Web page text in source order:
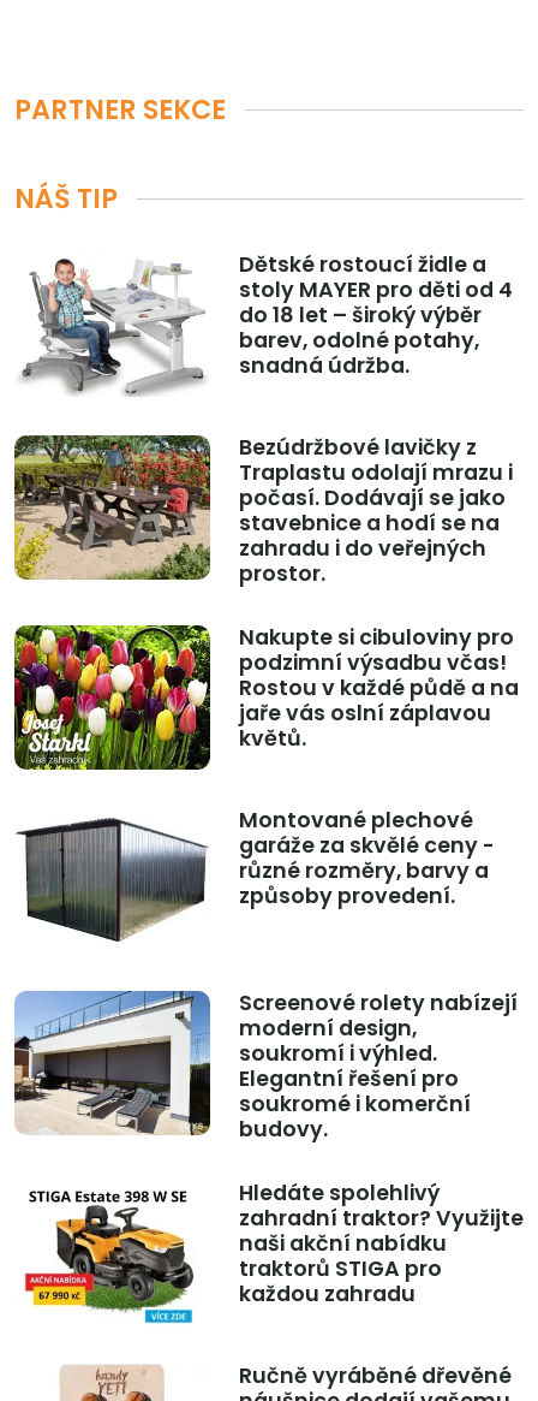
PARTNER SEKCE
NÁŠ TIP
Dětské rostoucí židle a
stoly MAYER pro děti od 4
do 18 let – široký výběr
barev, odolné potahy,
snadná údržba.
Bezúdržbové lavičky z
Traplastu odolají mrazu i
počasí. Dodávají se jako
stavebnice a hodí se na
zahradu i do veřejných
prostor.
Nakupte si cibuloviny pro
podzimní výsadbu včas!
Rostou v každé půdě a na
jaře vás oslní záplavou
květů.
Montované plechové
garáže za skvělé ceny -
různé rozměry, barvy a
způsoby provedení.
Screenové rolety nabízejí
moderní design,
soukromí i výhled.
Elegantní řešení pro
soukromé i komerční
budovy.
Hledáte spolehlivý
zahradní traktor? Využijte
naši akční nabídku
traktorů STIGA pro
každou zahradu
Ručně vyráběné dřevěné